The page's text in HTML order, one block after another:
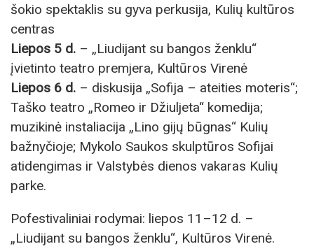
šokio spektaklis su gyva perkusija, Kulių kultūros
centras
Liepos 5 d. – „Liudijant su bangos ženklu“
įvietinto teatro premjera, Kultūros Virenė
Liepos 6 d. – diskusija „Sofija – ateities moteris“;
Taško teatro „Romeo ir Džiuljeta“ komedija;
muzikinė instaliacija „Lino gijų būgnas“ Kulių
bažnyčioje; Mykolo Saukos skulptūros Sofijai
atidengimas ir Valstybės dienos vakaras Kulių
parke.
Pofestivaliniai rodymai: liepos 11–12 d. –
„Liudijant su bangos ženklu“, Kultūros Virenė.